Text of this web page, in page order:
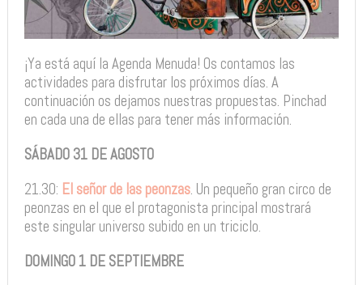
¡Ya está aquí la Agenda Menuda! Os contamos las
actividades para disfrutar los próximos días. A
continuación os dejamos nuestras propuestas. Pinchad
en cada una de ellas para tener más información.
SÁBADO 31 DE AGOSTO
21.30: El señor de las peonzas. Un pequeño gran circo de
peonzas en el que el protagonista principal mostrará
este singular universo subido en un triciclo.
DOMINGO 1 DE SEPTIEMBRE